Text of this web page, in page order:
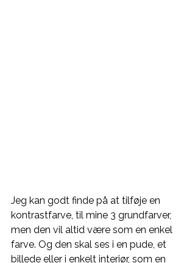
Jeg kan godt finde på at tilføje en
kontrastfarve, til mine 3 grundfarver,
men den vil altid være som en enkel
farve. Og den skal ses i en pude, et
billede eller i enkelt interiør, som en